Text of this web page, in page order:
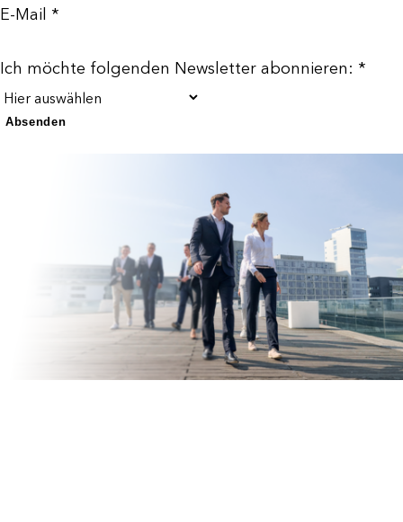
E-Mail *
Ich möchte folgenden Newsletter abonnieren: *
Absenden